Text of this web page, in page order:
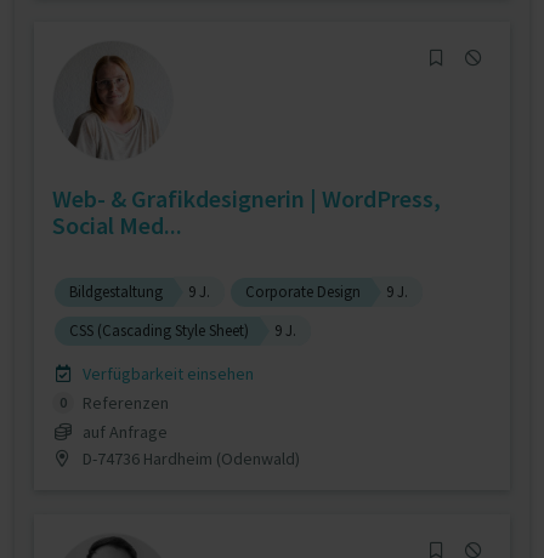
Web- & Grafikdesignerin | WordPress,
Social Med...
Bildgestaltung 9 J. Corporate Design
9 J.
CSS (Cascading Style Sheet)
9 J.
Verfügbarkeit einsehen
0
Referenzen
auf Anfrage
D-74736 Hardheim (Odenwald)